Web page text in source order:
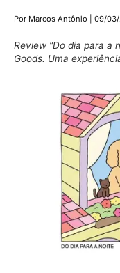
Por Marcos Antônio 09/
Review “Do dia para a
Goods. Uma